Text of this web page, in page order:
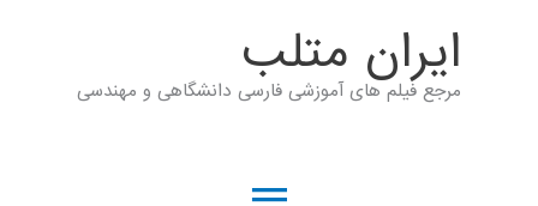
ايران متلب
مرجع فیلم های آموزشی فارسی دانشگاهی و مهندسی